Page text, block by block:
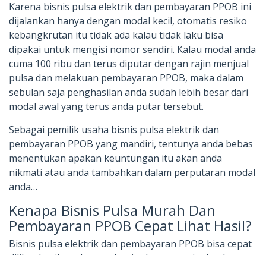
Karena bisnis pulsa elektrik dan pembayaran PPOB ini
dijalankan hanya dengan modal kecil, otomatis resiko
kebangkrutan itu tidak ada kalau tidak laku bisa
dipakai untuk mengisi nomor sendiri. Kalau modal anda
cuma 100 ribu dan terus diputar dengan rajin menjual
pulsa dan melakuan pembayaran PPOB, maka dalam
sebulan saja penghasilan anda sudah lebih besar dari
modal awal yang terus anda putar tersebut.
Sebagai pemilik usaha bisnis pulsa elektrik dan
pembayaran PPOB yang mandiri, tentunya anda bebas
menentukan apakan keuntungan itu akan anda
nikmati atau anda tambahkan dalam perputaran modal
anda…
Kenapa Bisnis Pulsa Murah Dan
Pembayaran PPOB Cepat Lihat Hasil?
Bisnis pulsa elektrik dan pembayaran PPOB bisa cepat